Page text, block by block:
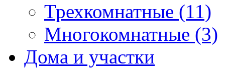
Трехкомнатные (11)
Многокомнатные (3)
Дома и участки